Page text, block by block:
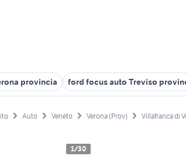
provincia ford focus auto Treviso
Auto Veneto Verona (Prov) Villafranca di
1/30